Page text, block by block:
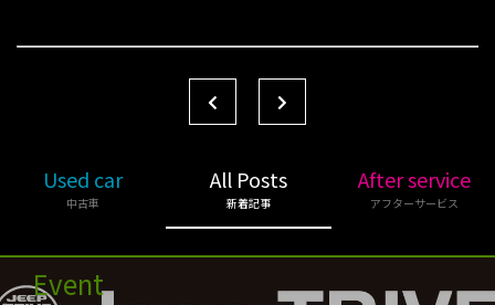
Used car
中古車
All Posts
新着記事
After service
アフターサービス
Event